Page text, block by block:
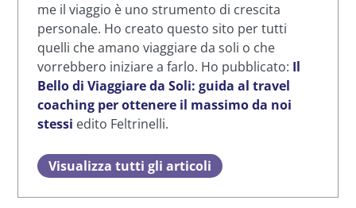
me il viaggio è uno strumento di crescita
personale. Ho creato questo sito per tutti
quelli che amano viaggiare da soli o che
vorrebbero iniziare a farlo. Ho pubblicato: Il
Bello di Viaggiare da Soli: guida al travel
coaching per ottenere il massimo da noi
stessi edito Feltrinelli.
Visualizza tutti gli articoli